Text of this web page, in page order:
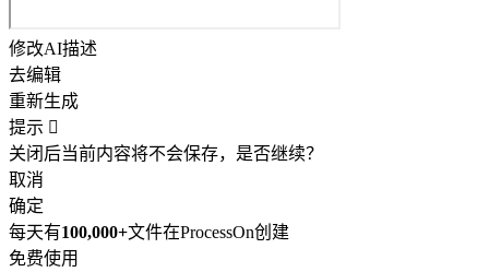
修改AI描述
去编辑
重新生成
提示 
关闭后当前内容将不会保存，是否继续？
取消
确定
每天有100,000+文件在ProcessOn创建
免费使用